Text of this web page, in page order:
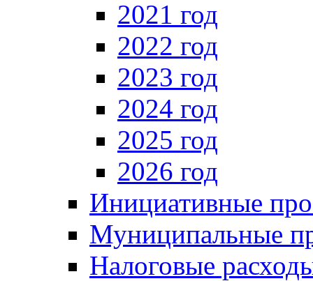
2021 год
2022 год
2023 год
2024 год
2025 год
2026 год
Инициативные
Муниципальные
Налоговые